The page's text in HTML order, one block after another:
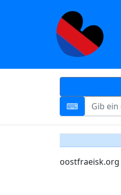
oostfraeisk.org